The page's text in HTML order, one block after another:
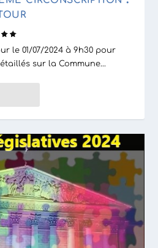
le 01/07/2024 à 9h30 pour
sur la Commune...